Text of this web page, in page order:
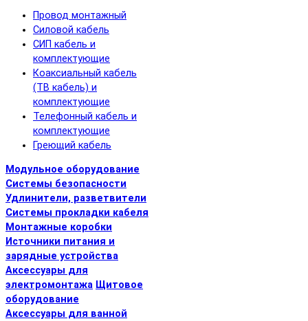
Провод монтажный
Силовой кабель
СИП кабель и
комплектующие
Коаксиальный кабель
(ТВ кабель) и
комплектующие
Телефонный кабель и
комплектующие
Греющий кабель
Модульное оборудование
Системы безопасности
Удлинители, разветвители
Системы прокладки кабеля
Монтажные коробки
Источники питания и
зарядные устройства
Аксессуары для
электромонтажа Щитовое
оборудование
Аксессуары для ванной